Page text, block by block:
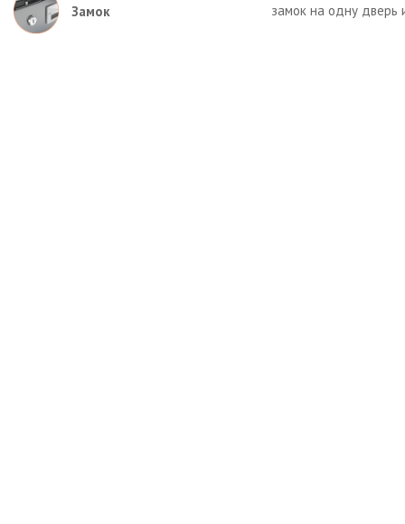
Замок замок на одну дверь